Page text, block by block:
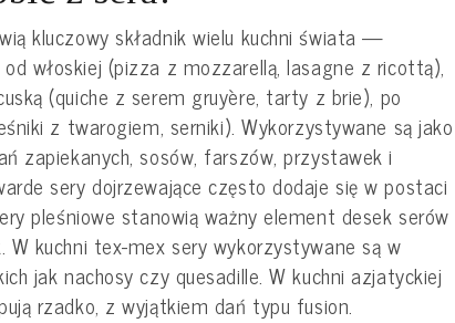
kluczowy składnik wielu kuchni świata —
włoskiej (pizza z mozzarellą, lasagne z ricottą),
(quiche z serem gruyère, tarty z brie), po
z twarogiem, serniki). Wykorzystywane są jako
zapiekanych, sosów, farszów, przystawek i
sery dojrzewające często dodaje się w postaci
pleśniowe stanowią ważny element desek serów
W kuchni tex-mex sery wykorzystywane są w
jak nachosy czy quesadille. W kuchni azjatyckiej
rzadko, z wyjątkiem dań typu fusion.